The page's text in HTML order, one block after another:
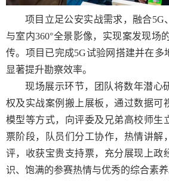
项目立足公安实战需求，融合5G
与室内360°全景影像，实现案发现场
传。项目已完成5G试验网搭建并在多
显著提升勘察效率。
现场展示环节，团队将数年潜心
权及实战案例搬上展板，通过数据可
模型等方式，向评委及兄弟高校师生
票阶段，队员们分工协作，热情讲解
评，收获宝贵支持票，充分展现上政
识、饱满的参赛热情与优秀的综合素养